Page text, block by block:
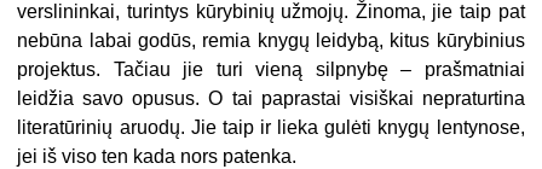
verslininkai, turintys kūrybinių užmojų. Žinoma, jie taip pat
nebūna labai godūs, remia knygų leidybą, kitus kūrybinius
projektus. Tačiau jie turi vieną silpnybę – prašmatniai
leidžia savo opusus. O tai paprastai visiškai nepraturtina
literatūrinių aruodų. Jie taip ir lieka gulėti knygų lentynose,
jei iš viso ten kada nors patenka.